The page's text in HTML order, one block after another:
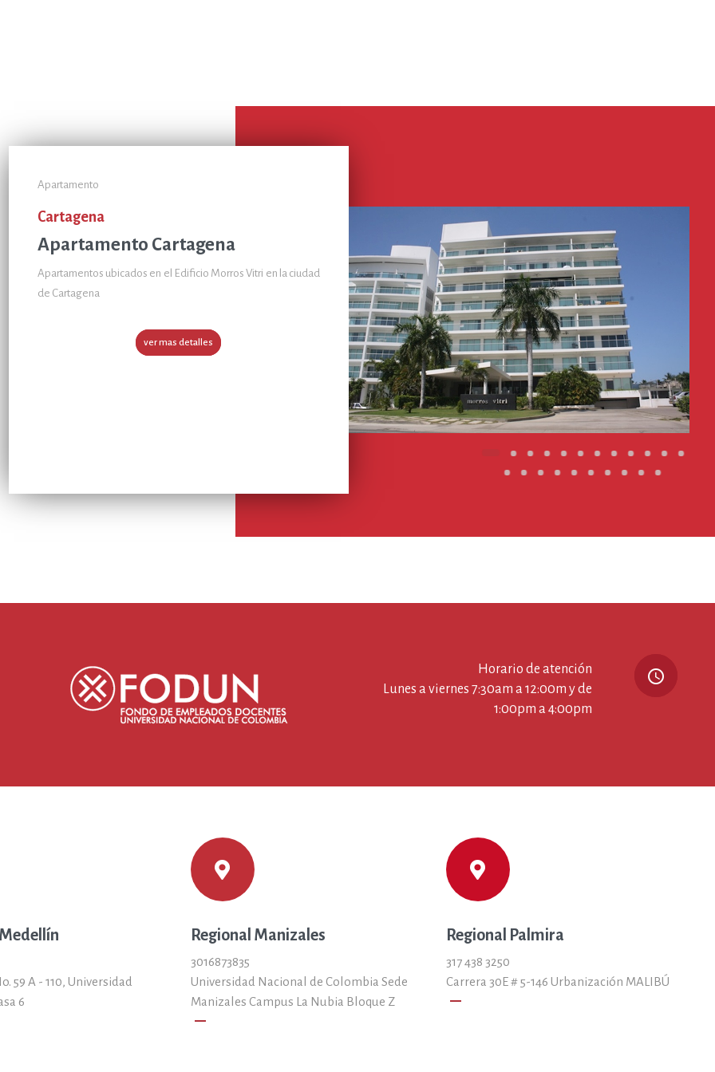
Apartamento
Cartagena
Apartamento Cartagena
Apartamentos ubicados en el Edificio Morros Vitri en la ciudad
de Cartagena
ver mas detalles
Horario de atención
Lunes a viernes 7:30am a 12:00m y de
1:00pm a 4:00pm
query_builder
59 A - 110, Universidad
6
Regional Manizales
3016873835
Universidad Nacional de Colombia Sede
Manizales Campus La Nubia Bloque Z
remove
Regional Palmira
317 438 3250
Carrera 30E # 5-146 Urbanización MALIBÚ
remove